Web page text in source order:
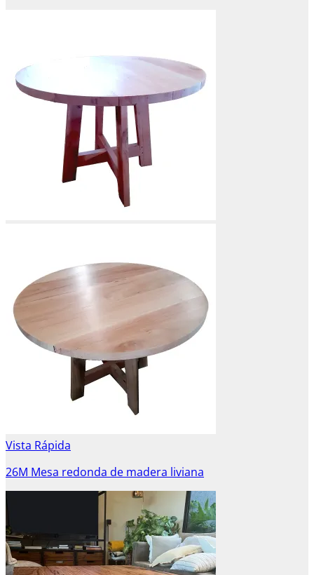
Vista Rápida
26M Mesa redonda de madera liviana